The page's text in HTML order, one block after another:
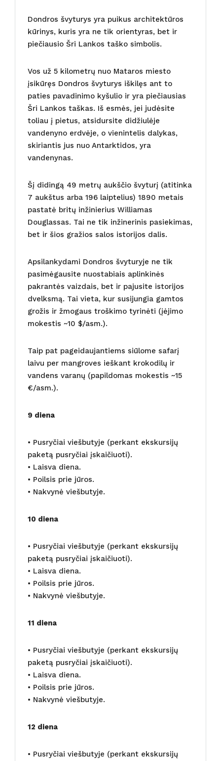
Dondros švyturys yra puikus architektūros
kūrinys, kuris yra ne tik orientyras, bet ir
piečiausio Šri Lankos taško simbolis.
Vos už 5 kilometrų nuo Mataros miesto
įsikūręs Dondros švyturys iškilęs ant to
paties pavadinimo kyšulio ir yra piečiausias
Šri Lankos taškas. Iš esmės, jei judėsite
toliau į pietus, atsidursite didžiulėje
vandenyno erdvėje, o vienintelis dalykas,
skiriantis jus nuo Antarktidos, yra
vandenynas.
Šį didingą 49 metrų aukščio švyturį (atitinka
7 aukštus arba 196 laiptelius) 1890 metais
pastatė britų inžinierius Williamas
Douglassas. Tai ne tik inžinerinis pasiekimas,
bet ir šios gražios salos istorijos dalis.
Apsilankydami Dondros švyturyje ne tik
pasimėgausite nuostabiais aplinkinės
pakrantės vaizdais, bet ir pajusite istorijos
dvelksmą. Tai vieta, kur susijungia gamtos
grožis ir žmogaus troškimo tyrinėti (įėjimo
mokestis ~10 $/asm.).
Taip pat pageidaujantiems siūlome safarį
laivu per mangroves ieškant krokodilų ir
vandens varanų (papildomas mokestis ~15
€/asm.).
9 diena
• Pusryčiai viešbutyje (perkant ekskursijų
paketą pusryčiai įskaičiuoti).
• Laisva diena.
• Poilsis prie jūros.
• Nakvynė viešbutyje.
10 diena
• Pusryčiai viešbutyje (perkant ekskursijų
paketą pusryčiai įskaičiuoti).
• Laisva diena.
• Poilsis prie jūros.
• Nakvynė viešbutyje.
11 diena
• Pusryčiai viešbutyje (perkant ekskursijų
paketą pusryčiai įskaičiuoti).
• Laisva diena.
• Poilsis prie jūros.
• Nakvynė viešbutyje.
12 diena
• Pusryčiai viešbutyje (perkant ekskursijų